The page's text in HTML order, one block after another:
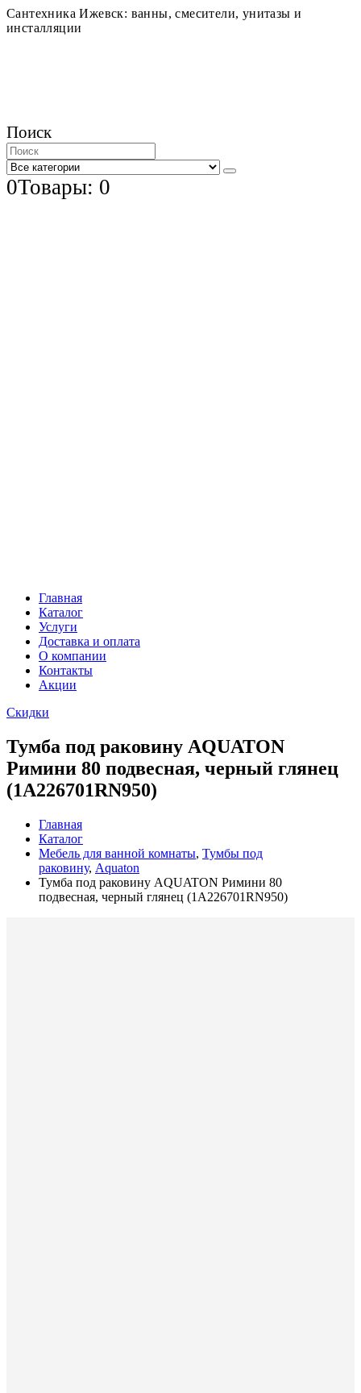
Сантехника Ижевск: ванны, смесители, унитазы и
инсталляции
Поиск
0Товары: 0
Главная
Каталог
Услуги
Доставка и оплата
О компании
Контакты
Акции
Скидки
Тумба под раковину AQUATON
Римини 80 подвесная, черный глянец
(1A226701RN950)
Главная
Каталог
Мебель для ванной комнаты, Тумбы под
раковину, Aquaton
Тумба под раковину AQUATON Римини 80
подвесная, черный глянец (1A226701RN950)